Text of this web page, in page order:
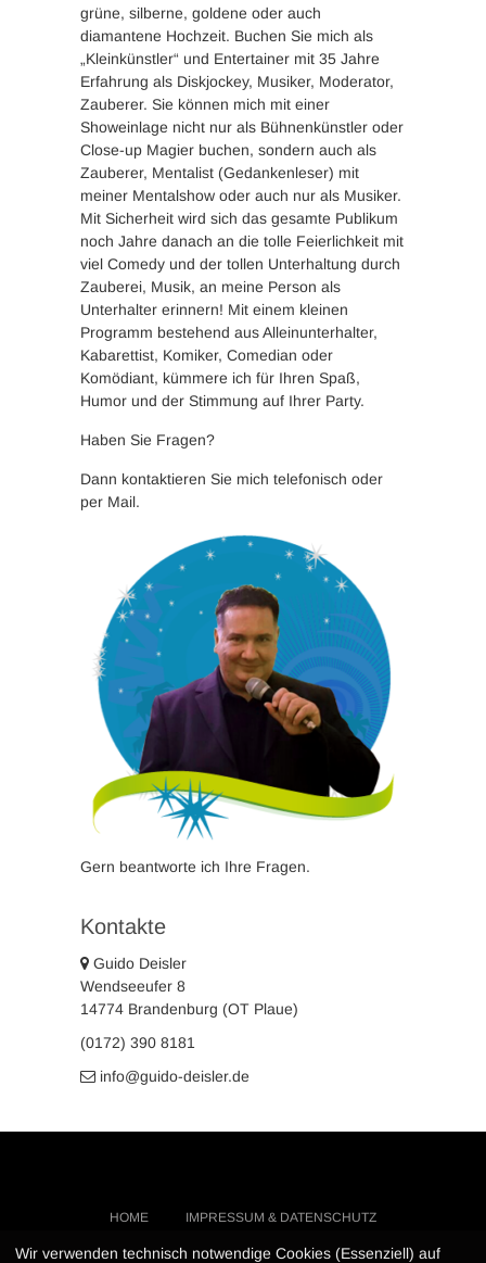
grüne, silberne, goldene oder auch
diamantene Hochzeit. Buchen Sie mich als
„Kleinkünstler“ und Entertainer mit 35 Jahre
Erfahrung als Diskjockey, Musiker, Moderator,
Zauberer. Sie können mich mit einer
Showeinlage nicht nur als Bühnenkünstler oder
Close-up Magier buchen, sondern auch als
Zauberer, Mentalist (Gedankenleser) mit
meiner Mentalshow oder auch nur als Musiker.
Mit Sicherheit wird sich das gesamte Publikum
noch Jahre danach an die tolle Feierlichkeit mit
viel Comedy und der tollen Unterhaltung durch
Zauberei, Musik, an meine Person als
Unterhalter erinnern! Mit einem kleinen
Programm bestehend aus Alleinunterhalter,
Kabarettist, Komiker, Comedian oder
Komödiant, kümmere ich für Ihren Spaß,
Humor und der Stimmung auf Ihrer Party.
Haben Sie Fragen?
Dann kontaktieren Sie mich telefonisch oder
per Mail.
Gern beantworte ich Ihre Fragen.
Kontakte
Guido Deisler
Wendseeufer 8
14774 Brandenburg (OT Plaue)
(0172) 390 8181
info@guido-deisler.de
HOME
IMPRESSUM & DATENSCHUTZ
Wir verwenden technisch notwendige Cookies (Essenziell) auf